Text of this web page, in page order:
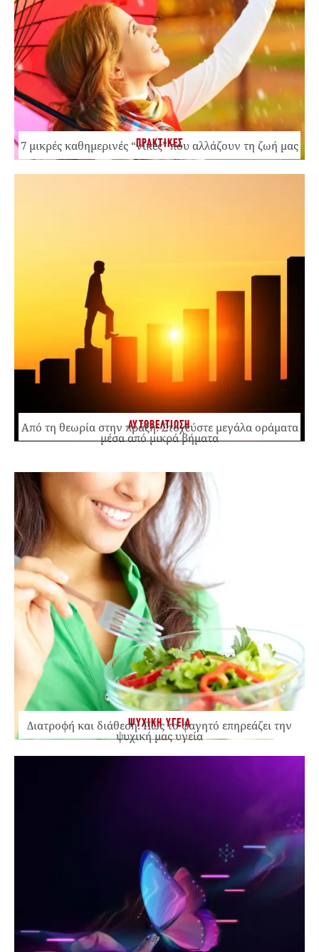
ΠΡΑΚΤΙΚΕΣ
7 μικρές καθημερινές “νίκες” που αλλάζουν τη ζωή μας
ΑΥΤΟΒΕΛΤΙΩΣΗ
Από τη θεωρία στην πράξη: Στοχεύστε μεγάλα οράματα
μέσα από μικρά βήματα
ΨΥΧΙΚΗ ΥΓΕΙΑ
Διατροφή και διάθεση: Πώς το φαγητό επηρεάζει την
ψυχική μας υγεία